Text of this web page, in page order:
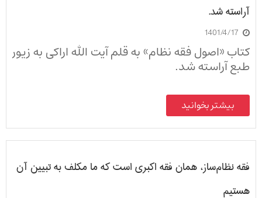
آراسته شد.
1401/4/17
کتاب «اصول فقه نظام» به قلم آیت الله اراکی به زیور
طبع آراسته شد.
بیشتر بخوانید
فقه نظام‌ساز، همان فقه اکبری است که ما مکلف به تبیین آن
هستیم